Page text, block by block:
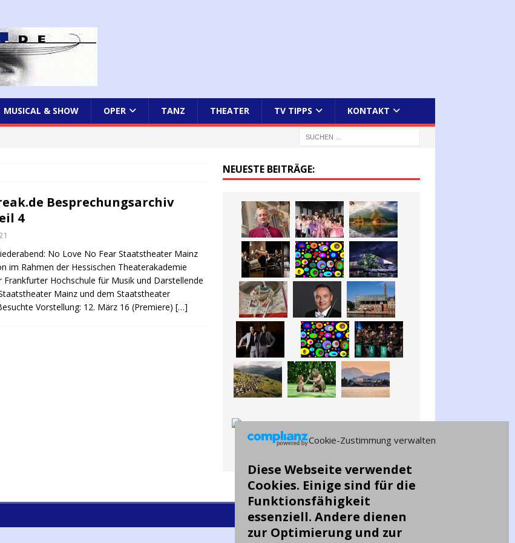
Cookie-Zustimmung verwalten
Diese Webseite verwendet
Cookies. Einige sind für die
Funktionsfähigkeit
essenziell. Andere dienen
zur Optimierung und zur
MUSICAL & SHOW OPER TANZ THEATER TV TIPPS KONTAKT
Besprechungsarchiv
4
No Love No Fear Staatstheater Mainz
im Rahmen der Hessischen Theaterakademie
Frankfurter Hochschule für Musik und Darstellende
Mainz und dem Staatstheater
Vorstellung: 12. März 16 (Premiere) […]
NEUESTE BEITRÄGE: